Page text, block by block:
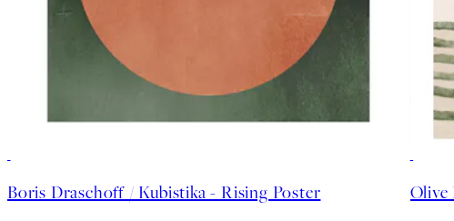
Boris Draschoff / Kubistika - Rising Poster Olive